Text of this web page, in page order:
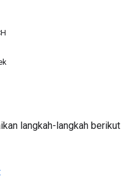
langkah-langkah